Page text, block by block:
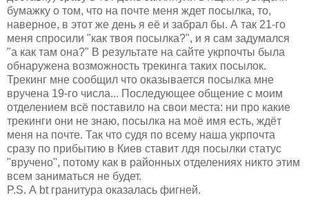
бумажку о том, что на почте меня ждет посылка, то,
наверное, в этот же день я её и забрал бы. А так 21-го
меня спросили "как твоя посылка?", и я сам задумался
"а как там она?" В результате на сайте укрпочты была
обнаружена возможность трекинга таких посылок.
Трекинг мне сообщил что оказывается посылка мне
вручена 19-го числа... Последующее общение с моим
отделением всё поставило на свои места: ни про какие
трекинги они не знаю, посылка на моё имя есть, ждёт
меня на почте. Так что судя по всему наша укрпочта
сразу по прибытию в Киев ставит лдя посылки статус
"вручено", потому как в районных отделениях никто этим
всем заниматься не будет.
P.S. А bt гранитура оказалась фигней.